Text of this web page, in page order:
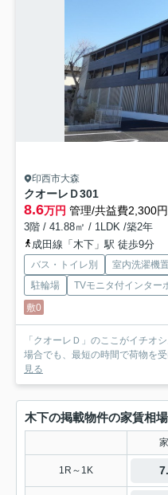
印西市大森
クオーレＤ301
8.6万円 管理/共益費2,300円
3階 / 41.88㎡ / 1LDK /築2年
成田線「木下」駅 徒歩9分
バス・トイレ別 室内洗濯機
駐輪場
TVモニタ付インター
敷0
「クオーレＤ」のここがイチオ
場合でも、最短の時間で荷物を
見る
木下の掲載物件の家賃相場
1R～1K